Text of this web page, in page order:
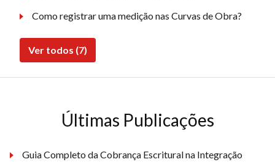
Como registrar uma medição nas Curvas de Obra?
Ver todos (7)
Últimas Publicações
Guia Completo da Cobrança Escritural na Integração